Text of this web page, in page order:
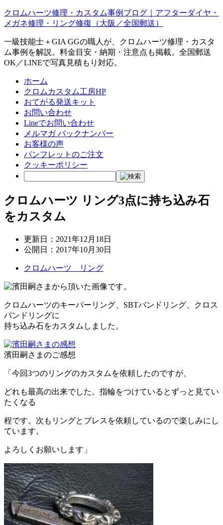
クロムハーツ修理・カスタム事例ブログ｜アフターダイヤ・
メガネ修理・リング修復（大阪／全国郵送）
一級技能士＋GIA GGの職人が、クロムハーツ修理・カスタ
ム事例を解説。料金目安・納期・注意点も掲載。全国郵送
OK／LINEで写真見積もり対応。
ホーム
クロムカスタム工房HP
おてがる発送キット
お問い合わせ
Lineでお問い合わせ
メルマガ バックナンバー
お客様の声
パンフレットのご注文
クッキーポリシー
クロムハーツ リング3点に持ち込み石
をカスタム
更新日： 2021年12月18日
公開日： 2017年10月30日
クロムハーツ リング
クロムハーツのキーパーリング、SBTバンドリング、クロス
バンドリングに
持ち込み石をカスタムしました。
濱田嗣さまのご感想
「今回3つのリングのカスタムを依頼したのですが、
どれも最高の出来でした。指輪をつけているとずっと見てい
たくなる
程です。次もリングとブレスを依頼しているので楽しみにし
ています。
よろしくお願いします」